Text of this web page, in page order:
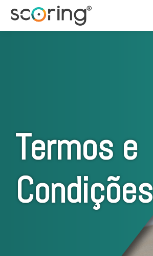
Termos e
Condições